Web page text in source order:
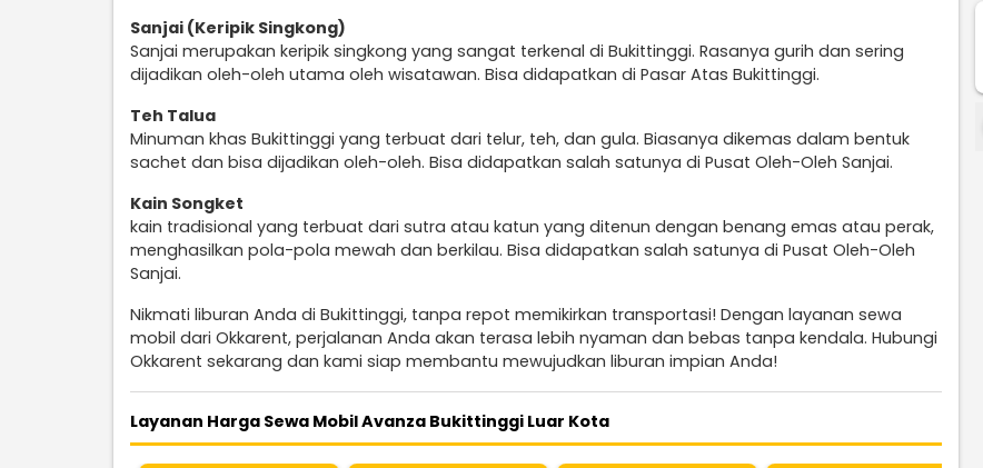
Sanjai (Keripik Singkong)
Sanjai merupakan keripik singkong yang sangat terkenal di Bukittinggi. Rasanya gurih dan sering
dijadikan oleh-oleh utama oleh wisatawan. Bisa didapatkan di Pasar Atas Bukittinggi.
Teh Talua
Minuman khas Bukittinggi yang terbuat dari telur, teh, dan gula. Biasanya dikemas dalam bentuk
sachet dan bisa dijadikan oleh-oleh. Bisa didapatkan salah satunya di Pusat Oleh-Oleh Sanjai.
Kain Songket
kain tradisional yang terbuat dari sutra atau katun yang ditenun dengan benang emas atau perak,
menghasilkan pola-pola mewah dan berkilau. Bisa didapatkan salah satunya di Pusat Oleh-Oleh
Sanjai.
Nikmati liburan Anda di Bukittinggi, tanpa repot memikirkan transportasi! Dengan layanan sewa
mobil dari Okkarent, perjalanan Anda akan terasa lebih nyaman dan bebas tanpa kendala. Hubungi
Okkarent sekarang dan kami siap membantu mewujudkan liburan impian Anda!
Layanan Harga Sewa Mobil Avanza Bukittinggi Luar Kota